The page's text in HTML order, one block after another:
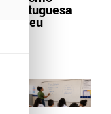
portuguesa
Abreu